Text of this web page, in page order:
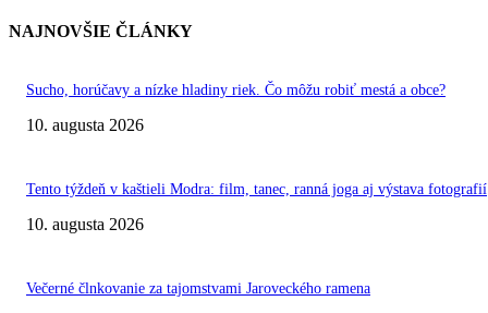
NAJNOVŠIE ČLÁNKY
Sucho, horúčavy a nízke hladiny riek. Čo môžu robiť mestá a obce?
10. augusta 2026
Tento týždeň v kaštieli Modra: film, tanec, ranná joga aj výstava fotografií
10. augusta 2026
Večerné člnkovanie za tajomstvami Jaroveckého ramena